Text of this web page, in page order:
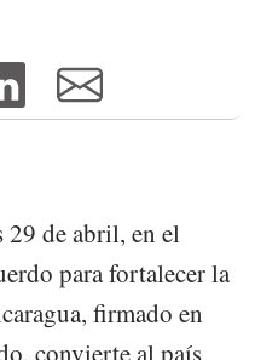
de abril, en el
para fortalecer la
firmado en
convierte al país